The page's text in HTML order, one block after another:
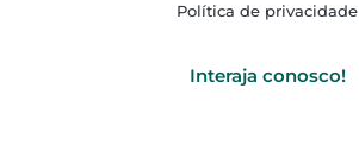
Política de privacidade
Interaja conosco!